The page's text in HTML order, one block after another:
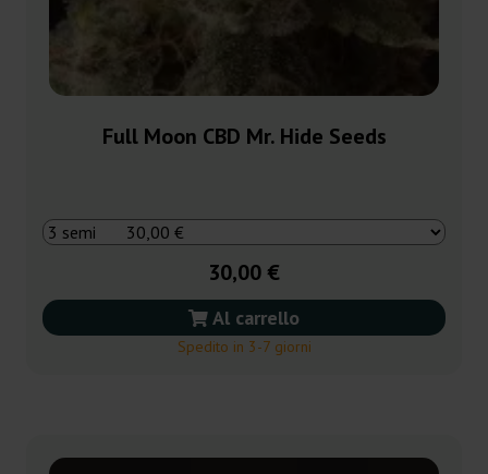
Full Moon CBD Mr. Hide Seeds
30,00 €
Al carrello
Spedito in 3-7 giorni